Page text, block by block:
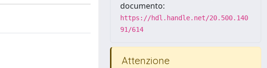
documento:
https://hdl.handle.net/20.500.140
91/614
Attenzione